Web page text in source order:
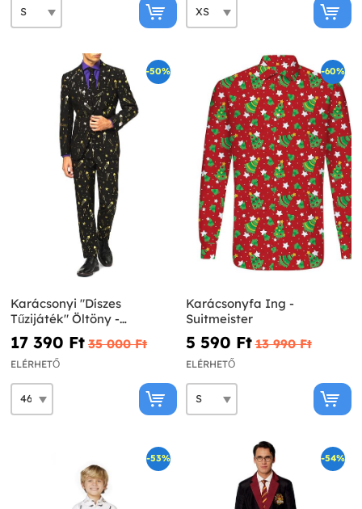
-50%
Karácsonyi "Díszes
Tűzijáték" Öltöny -
Opposuits
17 390 Ft‎ 35 000 Ft‎
ELÉRHETŐ
-60%
Karácsonyfa Ing -
Suitmeister
5 590 Ft‎ 13 990 Ft‎
ELÉRHETŐ
-53% -54%